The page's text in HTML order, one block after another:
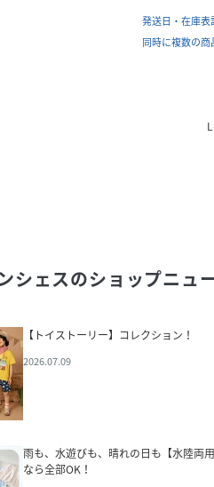
発送日・在庫表
同時に複数の
シェスのショップニュ
【トイストーリー】コレクション！
2026.07.09
雨も、水遊びも、晴れの日も【水陸両用
なら全部OK！